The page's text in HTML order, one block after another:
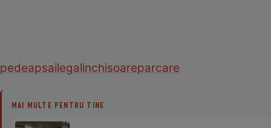
pedeapsailegalinchisoareparcare
MAI MULTE PENTRU TINE